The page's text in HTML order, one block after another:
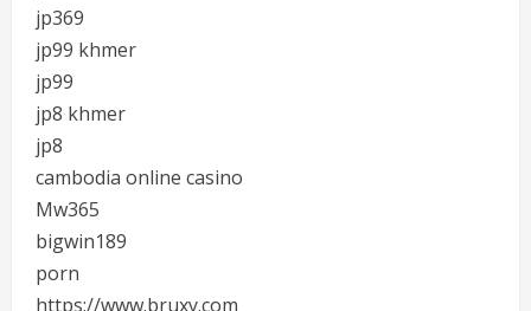
jp369
jp99 khmer
jp99
jp8 khmer
jp8
cambodia online casino
Mw365
bigwin189
porn
https://www.bruxy.com